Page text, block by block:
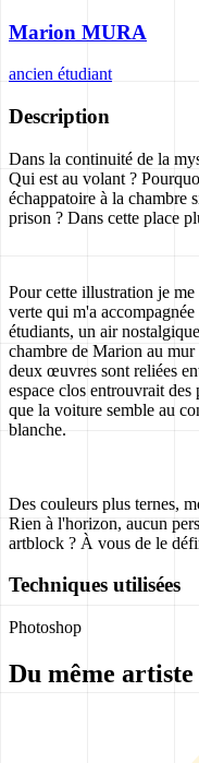
Marion MURA
ancien étudiant
Description
Dans la continuité de la
Qui est au volant ?
échappatoire à la chambre
prison ? Dans cette place
Pour cette illustration je
verte qui m'a
étudiants, un air
chambre de Marion au
deux œuvres sont reliées
espace clos entrouvrait
que la voiture semble au
blanche.
Des couleurs plus ternes,
Rien à l'horizon, aucun
artblock ? À vous de le
Techniques utilisées
Photoshop
Du même artiste